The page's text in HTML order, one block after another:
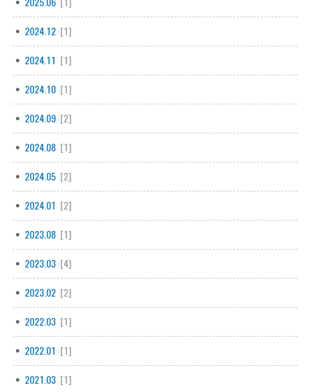
2025.06 [1]
2024.12 [1]
2024.11 [1]
2024.10 [1]
2024.09 [2]
2024.08 [1]
2024.05 [2]
2024.01 [2]
2023.08 [1]
2023.03 [4]
2023.02 [2]
2022.03 [1]
2022.01 [1]
2021.03 [1]